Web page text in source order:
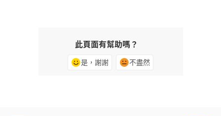
此頁面有幫助嗎？
是，謝謝 不盡然